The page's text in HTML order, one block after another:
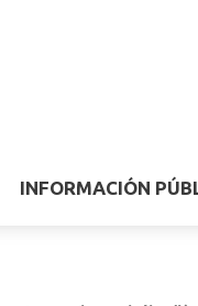
INFORMACIÓN